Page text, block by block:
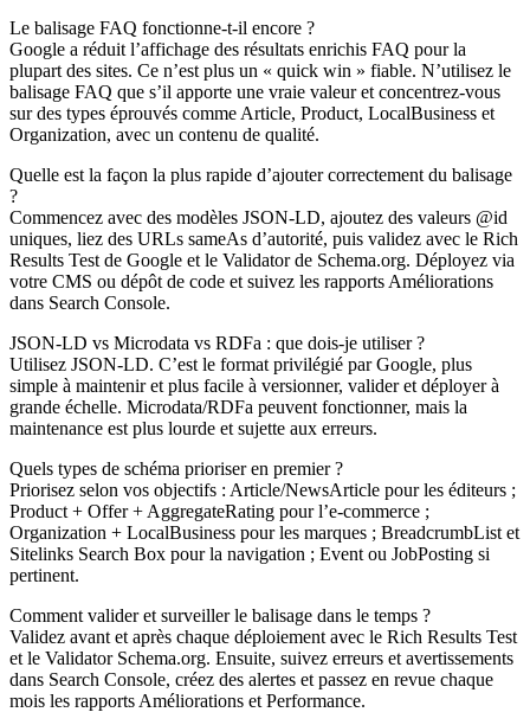
Le balisage FAQ fonctionne-t-il encore ?
Google a réduit l’affichage des résultats enrichis FAQ pour la
plupart des sites. Ce n’est plus un « quick win » fiable. N’utilisez le
balisage FAQ que s’il apporte une vraie valeur et concentrez-vous
sur des types éprouvés comme Article, Product, LocalBusiness et
Organization, avec un contenu de qualité.
Quelle est la façon la plus rapide d’ajouter correctement du balisage
?
Commencez avec des modèles JSON-LD, ajoutez des valeurs @id
uniques, liez des URLs sameAs d’autorité, puis validez avec le Rich
Results Test de Google et le Validator de Schema.org. Déployez via
votre CMS ou dépôt de code et suivez les rapports Améliorations
dans Search Console.
JSON-LD vs Microdata vs RDFa : que dois-je utiliser ?
Utilisez JSON-LD. C’est le format privilégié par Google, plus
simple à maintenir et plus facile à versionner, valider et déployer à
grande échelle. Microdata/RDFa peuvent fonctionner, mais la
maintenance est plus lourde et sujette aux erreurs.
Quels types de schéma prioriser en premier ?
Priorisez selon vos objectifs : Article/NewsArticle pour les éditeurs ;
Product + Offer + AggregateRating pour l’e-commerce ;
Organization + LocalBusiness pour les marques ; BreadcrumbList et
Sitelinks Search Box pour la navigation ; Event ou JobPosting si
pertinent.
Comment valider et surveiller le balisage dans le temps ?
Validez avant et après chaque déploiement avec le Rich Results Test
et le Validator Schema.org. Ensuite, suivez erreurs et avertissements
dans Search Console, créez des alertes et passez en revue chaque
mois les rapports Améliorations et Performance.